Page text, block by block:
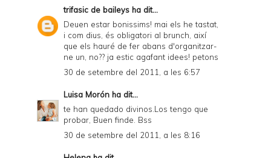
trifasic de baileys ha dit...
Deuen estar bonissims! mai els he tastat,
i com dius, és obligatori al brunch, així
que els hauré de fer abans d'organitzar-
ne un, no?? ja estic agafant idees! petons
30 de setembre del 2011, a les 6:57
Luisa Morón ha dit...
te han quedado divinos.Los tengo que
probar, Buen finde. Bss
30 de setembre del 2011, a les 8:16